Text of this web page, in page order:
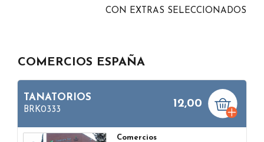
CON EXTRAS SELECCIONADOS
COMERCIOS ESPAÑA
TANATORIOS
BRK0333
12,00
Comercios